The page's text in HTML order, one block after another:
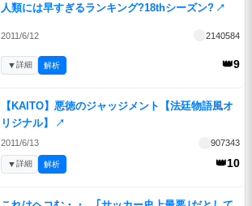
人類には早すぎるランキング?18thシーズン? ↗
2011/6/12 2140584
👑9
▼詳細 解析
【KAITO】悪徳のジャッジメント【法廷物語風オ
リジナル】
↗
2011/6/13 907343
👑10
▼詳細 解析